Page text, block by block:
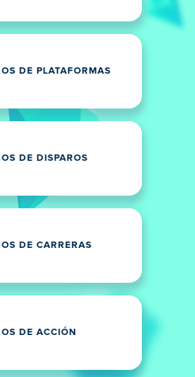
DE PLATAFORMAS
DE DISPAROS
DE CARRERAS
DE ACCIÓN